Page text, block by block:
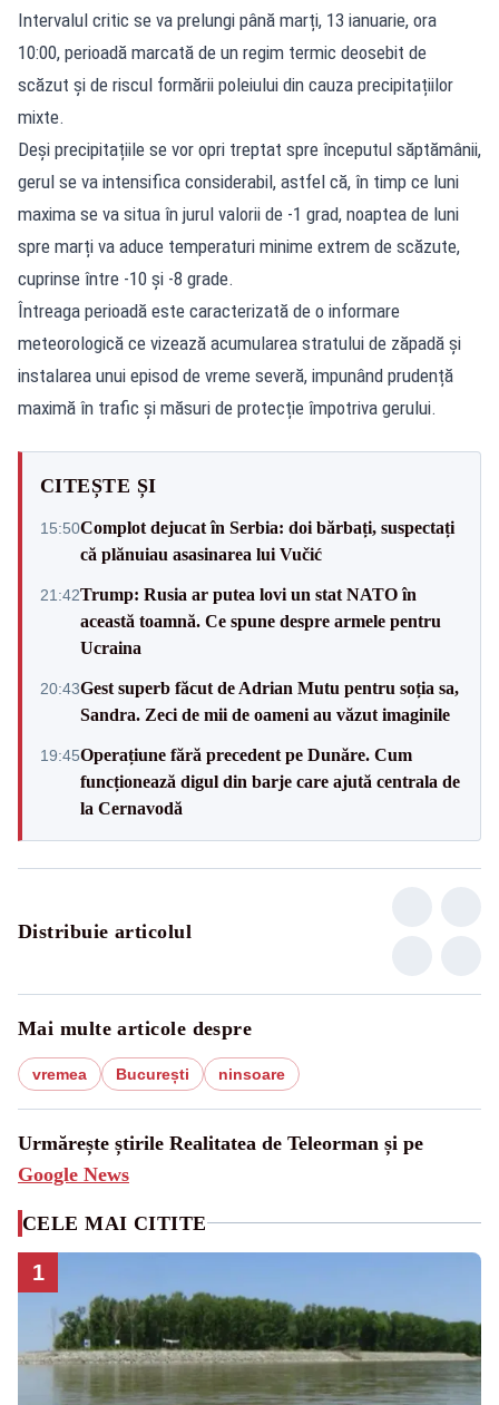
Intervalul critic se va prelungi până marți, 13 ianuarie, ora
10:00, perioadă marcată de un regim termic deosebit de
scăzut și de riscul formării poleiului din cauza precipitațiilor
mixte.
Deși precipitațiile se vor opri treptat spre începutul săptămânii,
gerul se va intensifica considerabil, astfel că, în timp ce luni
maxima se va situa în jurul valorii de -1 grad, noaptea de luni
spre marți va aduce temperaturi minime extrem de scăzute,
cuprinse între -10 și -8 grade.
Întreaga perioadă este caracterizată de o informare
meteorologică ce vizează acumularea stratului de zăpadă și
instalarea unui episod de vreme severă, impunând prudență
maximă în trafic și măsuri de protecție împotriva gerului.
CITEȘTE ȘI
15:50Complot dejucat în Serbia: doi bărbați, suspectați
că plănuiau asasinarea lui Vučić
21:42Trump: Rusia ar putea lovi un stat NATO în
această toamnă. Ce spune despre armele pentru
Ucraina
20:43Gest superb făcut de Adrian Mutu pentru soția sa,
Sandra. Zeci de mii de oameni au văzut imaginile
19:45Operațiune fără precedent pe Dunăre. Cum
funcționează digul din barje care ajută centrala de
la Cernavodă
Distribuie articolul
Mai multe articole despre
vremea București ninsoare
Urmărește știrile Realitatea de Teleorman și pe
Google News
CELE MAI CITITE
1